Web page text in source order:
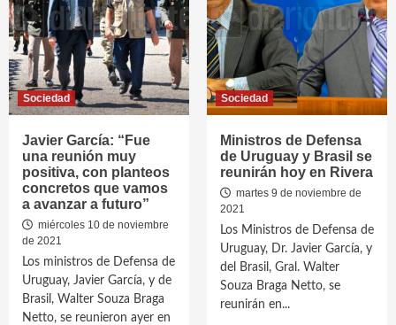
Sociedad
Javier García: “Fue
una reunión muy
positiva, con planteos
concretos que vamos
a avanzar a futuro”
miércoles 10 de noviembre
de 2021
Los ministros de Defensa de
Uruguay, Javier García, y de
Brasil, Walter Souza Braga
Netto, se reunieron ayer en
Sociedad
Ministros de Defensa
de Uruguay y Brasil se
reunirán hoy en Rivera
martes 9 de noviembre de
2021
Los Ministros de Defensa de
Uruguay, Dr. Javier García, y
del Brasil, Gral. Walter
Souza Braga Netto, se
reunirán en...